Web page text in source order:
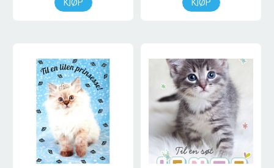
KJØP KJØP